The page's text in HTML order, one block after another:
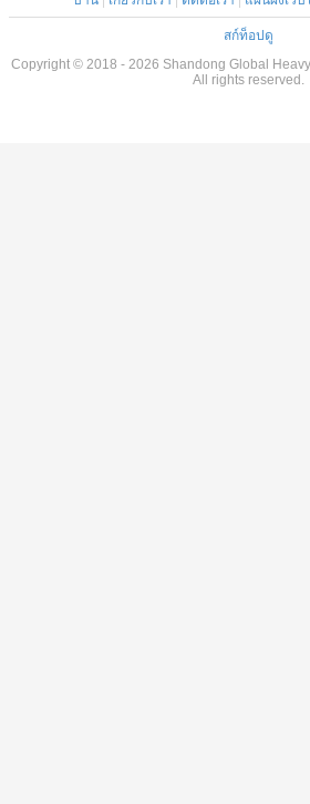
สก์ท็อปดู
Copyright © 2018 - 2026 Shandong Global
All rights reserved.